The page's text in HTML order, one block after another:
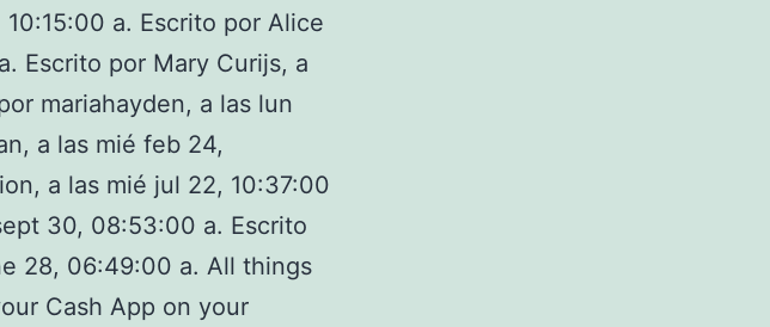
Escrito por Mary Curijs, a
mariahayden, a las lun
a las mié feb 24,
a las mié jul 22, 10:37:00
30, 08:53:00 a. Escrito
28, 06:49:00 a. All things
Cash App on your